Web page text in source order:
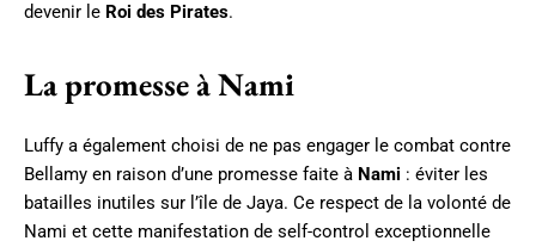
devenir le Roi des Pirates.
La promesse à Nami
Luffy a également choisi de ne pas engager le combat contre
Bellamy en raison d’une promesse faite à Nami : éviter les
batailles inutiles sur l’île de Jaya. Ce respect de la volonté de
Nami et cette manifestation de self-control exceptionnelle